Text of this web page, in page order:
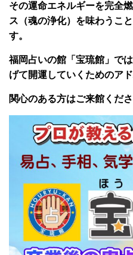
その運命エネルギーを完全
ス（魂の浄化）を味わうこ
す。
福岡占いの館「宝琉館」で
げて開運していくためのア
関心のある方はご来館くださ